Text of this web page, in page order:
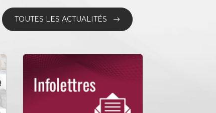
TOUTES LES ACTUALITÉS